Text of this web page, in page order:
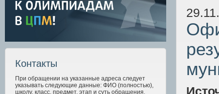
Контакты
При обращении на указанные адреса следует
указывать следующие данные: ФИО (полностью),
школу, класс, предмет, этап и суть обращения.